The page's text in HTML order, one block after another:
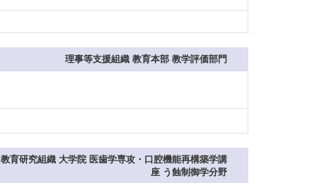
理事等支援組織 教育本部 教学評価部門
教育研究組織 大学院 医歯学専攻・口腔機能再構築学講
座 う蝕制御学分野